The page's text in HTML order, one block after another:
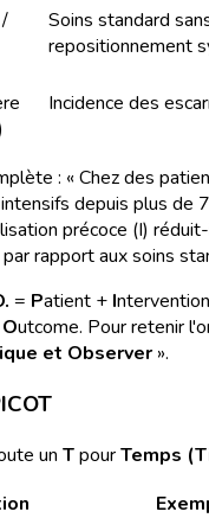
Soins standard
repositionnement
Incidence des
: « Chez des
depuis plus de
précoce (I)
rapport aux soins
= Patient + I
Outcome. Pour retenir
et Observer ».
un TpourTemps